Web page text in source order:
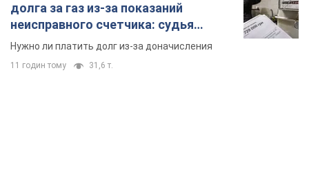
долга за газ из-за показаний
неисправного счетчика: судья
вынес неожиданное решение
Нужно ли платить долг из-за доначисления
11 годин тому 31,6 т.